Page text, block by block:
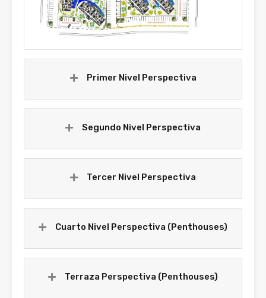
Primer Nivel Perspectiva
Segundo Nivel Perspectiva
Tercer Nivel Perspectiva
Cuarto Nivel Perspectiva (Penthouses)
Terraza Perspectiva (Penthouses)